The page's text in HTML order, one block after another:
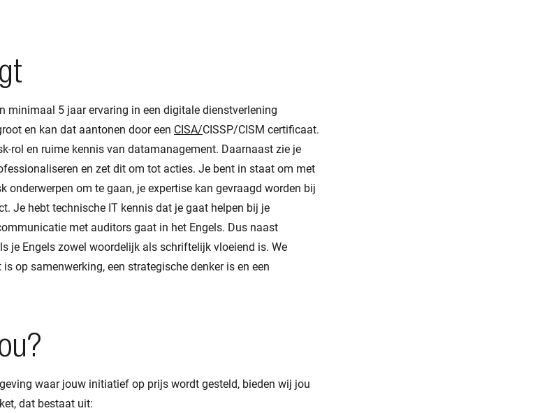
minimaal 5 jaar ervaring in een digitale dienstverlening
en kan dat aantonen door een CISA/CISSP/CISM certificaat.
rol en ruime kennis van datamanagement. Daarnaast zie je
en zet dit om tot acties. Je bent in staat om met
onderwerpen om te gaan, je expertise kan gevraagd worden bij
Je hebt technische IT kennis dat je gaat helpen bij je
met auditors gaat in het Engels. Dus naast
je Engels zowel woordelijk als schriftelijk vloeiend is. We
op samenwerking, een strategische denker is en een
waar jouw initiatief op prijs wordt gesteld, bieden wij jou
dat bestaat uit: